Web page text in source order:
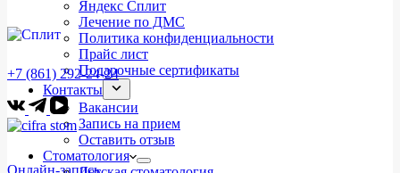
Яндекс Сплит
Лечение по ДМС
Политика конфиденциальности
Прайс лист
Подарочные сертификаты
Контакты
Вакансии
Запись на прием
Оставить отзыв
Онлайн-запись
+7 (861) 292-24-24
Стоматология